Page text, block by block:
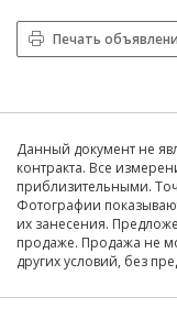
Печать
Данный документ не
контракта. Все
приблизительными.
Фотографии
их занесения.
продаже. Продажа не
других условий, без